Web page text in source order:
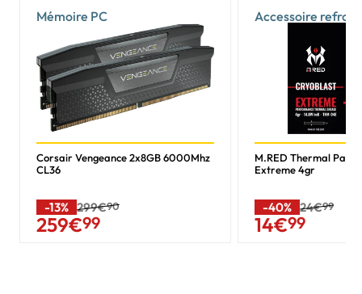
Mémoire PC
Corsair Vengeance 2x8GB 6000Mhz
CL36
-13% 299€90
259€99
Accessoire
M.RED Thermal Paste
Extreme 4gr
-40% 24€99
14€99